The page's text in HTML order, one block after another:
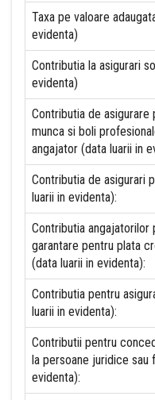
Taxa pe valoare
evidenta)
Contributia la asigurari
evidenta)
Contributia de
munca si boli
angajator (data luarii in
Contributia de asigurari
luarii in evidenta):
Contributia angajatorilor
garantare pentru plata
(data luarii in evidenta):
Contributia pentru
luarii in evidenta):
Contributii pentru
la persoane juridice sau
evidenta):